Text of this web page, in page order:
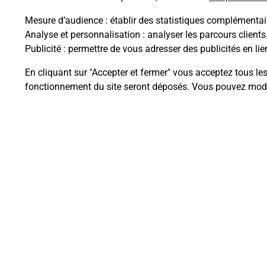
Mesure d’audience : établir des statistiques
Analyse et personnalisation : analyser les parcours
Publicité : permettre de vous adresser des publicités en
En cliquant sur "Accepter et fermer" vous acceptez tous
fonctionnement du site seront déposés. Vous pouvez
Questions